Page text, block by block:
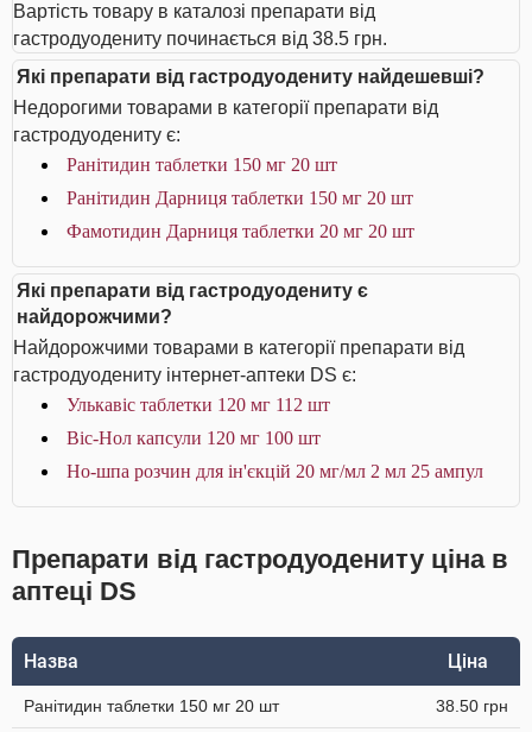
Вартість товару в каталозі препарати від
гастродуодениту починається від 38.5 грн.
Які препарати від гастродуодениту найдешевші?
Недорогими товарами в категорії препарати від
гастродуодениту є:
Ранітидин таблетки 150 мг 20 шт
Ранітидин Дарниця таблетки 150 мг 20 шт
Фамотидин Дарниця таблетки 20 мг 20 шт
Які препарати від гастродуодениту є
найдорожчими?
Найдорожчими товарами в категорії препарати від
гастродуодениту інтернет-аптеки DS є:
Улькавіс таблетки 120 мг 112 шт
Віс-Нол капсули 120 мг 100 шт
Но-шпа розчин для ін'єкцій 20 мг/мл 2 мл 25 ампул
Препарати від гастродуодениту ціна в
аптеці DS
Назва Ціна
Ранітидин таблетки 150 мг 20 шт 38.50 грн